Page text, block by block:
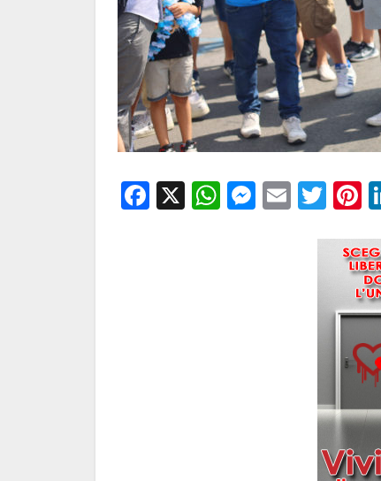
Facebook
X WhatsApp
Email